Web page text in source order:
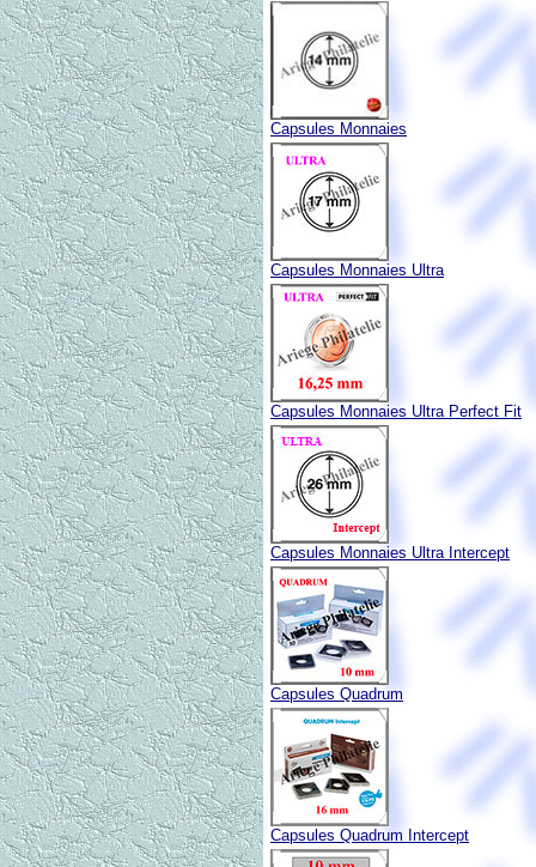
Capsules Monnaies
Capsules Monnaies Ultra
Capsules Monnaies Ultra Perfect Fit
Capsules Monnaies Ultra Intercept
Capsules Quadrum
Capsules Quadrum Intercept